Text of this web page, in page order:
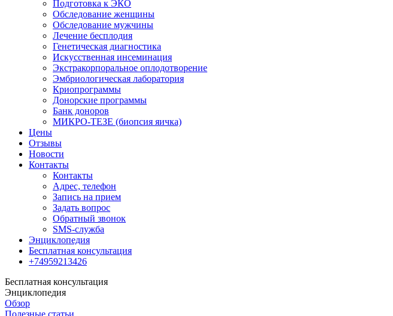
Подготовка к ЭКО
Обследование женщины
Обследование мужчины
Лечение бесплодия
Генетическая диагностика
Искусственная инсеминация
Экстракорпоральное оплодотворение
Эмбриологическая лаборатория
Криопрограммы
Донорские программы
Банк доноров
МИКРО-ТЕЗЕ (биопсия яичка)
Цены
Отзывы
Новости
Контакты
Контакты
Адрес, телефон
Запись на прием
Задать вопрос
Обратный звонок
SMS-служба
Энциклопедия
Бесплатная консультация
+74959213426
Бесплатная консультация
Энциклопедия
Обзор
Полезные статьи